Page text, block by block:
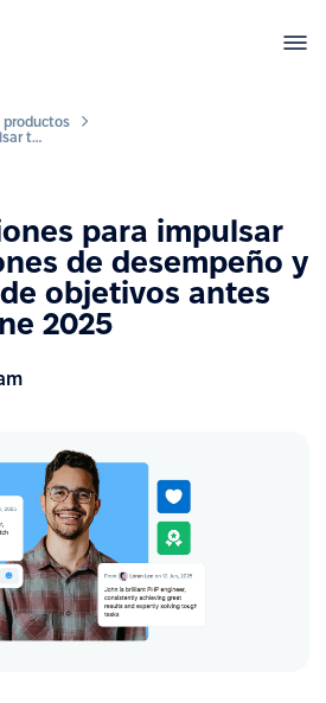
productos
Nuevas funciones para impulsar tus evaluaciones de desempeño y la definición de objetivos antes de que termine 2025
para impulsar
de desempeño y
objetivos antes
2025